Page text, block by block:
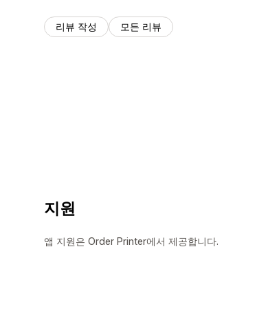
리뷰 작성 모든 리뷰
지원
앱 지원은 Order Printer에서 제공합니다.